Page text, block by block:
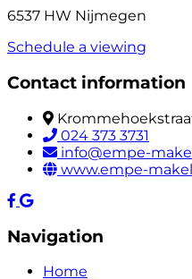
6537 HW Nijmegen
Schedule a viewing
Contact information
024 373 3731
info@empe-
www.empe-
Navigation
Home